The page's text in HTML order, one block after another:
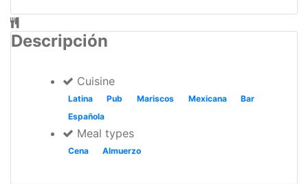
Descripción
Cuisine
Latina Pub Mariscos Mexicana
Bar
Española
Meal types
Cena Almuerzo